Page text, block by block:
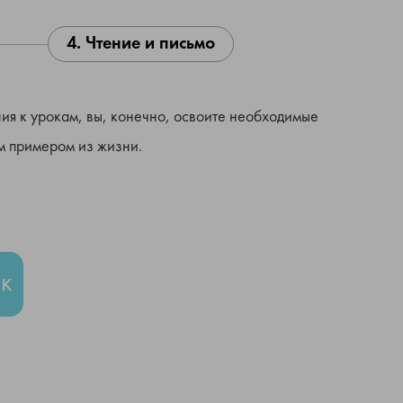
4. Чтение и письмо
к урокам, вы, конечно, освоите необходимые
примером из жизни.